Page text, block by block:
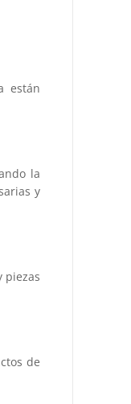
están
la
y
piezas
de